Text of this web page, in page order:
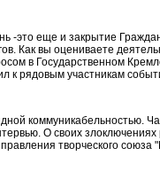
-это еще и закрытие
Как вы оцениваете
в Государственном
к рядовым участникам
коммуникабельностью.
О своих злоключениях
творческого союза